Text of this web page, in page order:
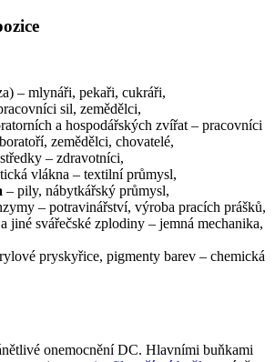
– mlynáři, pekaři, cukráři,
sil, zemědělci,
a hospodářských zvířat – pracovníci
zemědělci, chovatelé,
– zdravotníci,
vlákna – textilní průmysl,
– pily, nábytkářský průmysl,
– potravinářství, výroba pracích prášků,
jiné svářečské zplodiny – jemná mechanika,
pryskyřice, pigmenty barev – chemická
onemocnění DC. Hlavními buňkami